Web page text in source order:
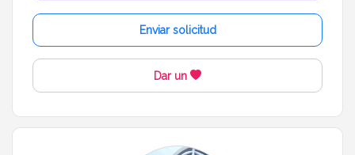
Enviar solicitud
Dar un